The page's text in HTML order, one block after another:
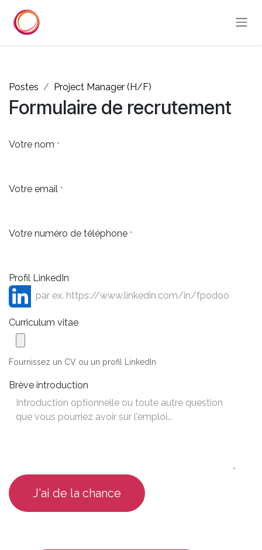
Postes Project Manager (H/F)
Formulaire de recrutement
Votre nom *
Votre email *
Votre numéro de téléphone *
Profil LinkedIn
Curriculum vitae
Fournissez un CV ou un profil LinkedIn
Brève introduction
J'ai de la chance